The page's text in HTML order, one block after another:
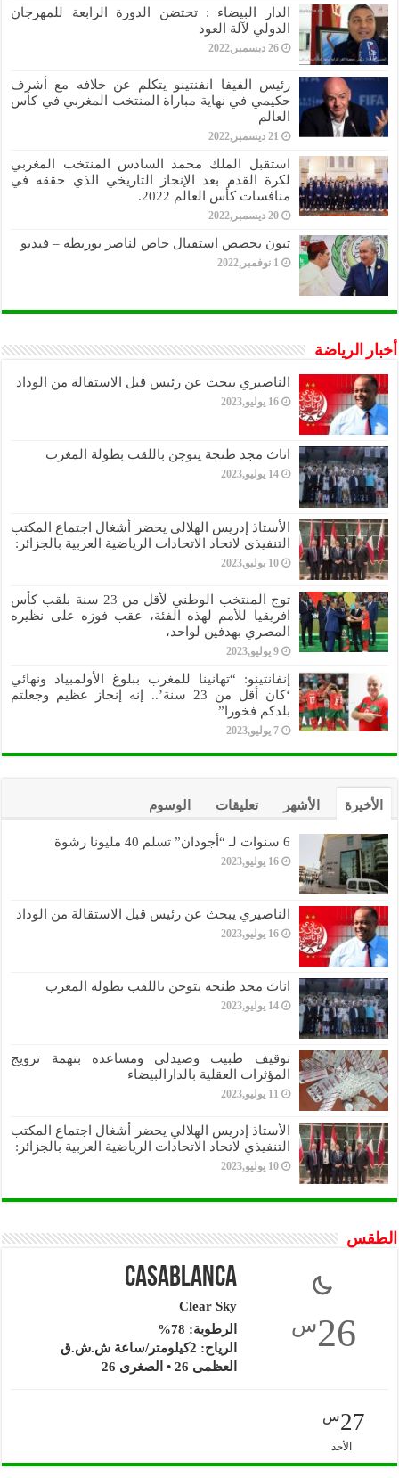
الدار البيضاء : تحتضن الدورة الرابعة للمهرجان
الدولي لآلة العود
26 ديسمبر,2022
رئيس الفيفا انفنتينو يتكلم عن خلافه مع أشرف
حكيمي في نهاية مباراة المنتخب المغربي في كأس
العالم
21 ديسمبر,2022
استقبل الملك محمد السادس المنتخب المغربي
لكرة القدم بعد الإنجاز التاريخي الذي حققه في
منافسات كأس العالم 2022.
20 ديسمبر,2022
تبون يخصص استقبال خاص لناصر بوريطة – فيديو
1 نوفمبر,2022
أخبار الرياضة
الناصيري يبحث عن رئيس قبل الاستقالة من الوداد
16 يوليو,2023
اناث مجد طنجة يتوجن باللقب بطولة المغرب
14 يوليو,2023
الأستاذ إدريس الهلالي يحضر أشغال اجتماع المكتب
التنفيذي لاتحاد الاتحادات الرياضية العربية بالجزائر:
10 يوليو,2023
توج المنتخب الوطني لأقل من 23 سنة بلقب كأس
افريقيا للأمم لهذه الفئة، عقب فوزه على نظيره
المصري بهدفين لواحد،
9 يوليو,2023
إنفانتينو: “تهانينا للمغرب ببلوغ الأولمبياد ونهائي
‘كان أقل من 23 سنة’.. إنه إنجاز عظيم وجعلتم
بلدكم فخورا”
7 يوليو,2023
الأخيرة الأشهر تعليقات الوسوم
6 سنوات لـ “أجودان” تسلم 40 مليونا رشوة
16 يوليو,2023
الناصيري يبحث عن رئيس قبل الاستقالة من الوداد
16 يوليو,2023
اناث مجد طنجة يتوجن باللقب بطولة المغرب
14 يوليو,2023
توقيف طبيب وصيدلي ومساعده بتهمة ترويج
المؤثرات العقلية بالدارالبيضاء
11 يوليو,2023
الأستاذ إدريس الهلالي يحضر أشغال اجتماع المكتب
التنفيذي لاتحاد الاتحادات الرياضية العربية بالجزائر:
10 يوليو,2023
الطقس
26س
Casablanca
Clear Sky
الرطوبة: 78%
الرياح: 2كيلومتر/ساعة ش.ش.ق‎
العظمى 26 • الصغرى 26
27س
الأحد